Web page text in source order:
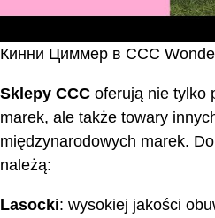
Кинни Циммер в CCC
Sklepy CCC oferują nie tylko
marek, ale także towary
międzynarodowych marek.
należą:
Lasocki: wysokiej jakości